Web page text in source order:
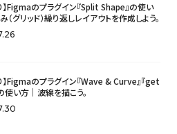
】Figmaのプラグイン『Split Shape』の使い
グリッド）繰り返しレイアウトを作成しよう。
】Figmaのプラグイン『Wave & Curve』『get
使い方｜波線を描こう。